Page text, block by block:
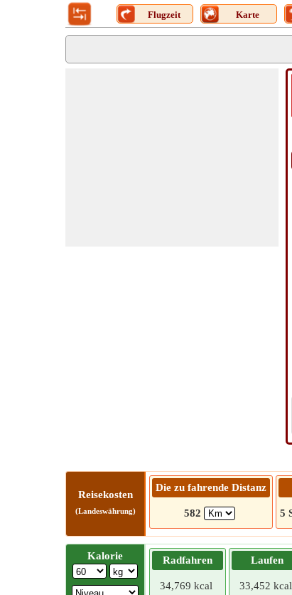
Flugzeit Karte
Reisekosten
(Landeswährung)
Die zu fahrende Distanz
582 5
Kalorie Radfahren
34,769 kcal
Laufen
33,452 kcal